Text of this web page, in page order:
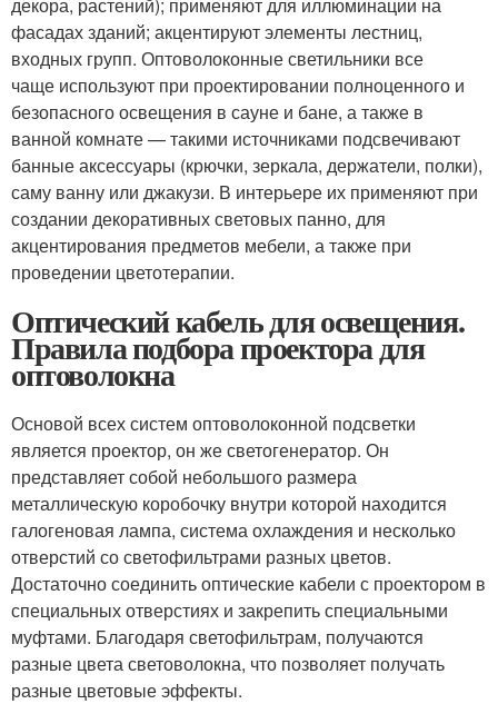
фасадах зданий; акцентируют элементы лестниц,
входных групп. Оптоволоконные светильники все
чаще используют при проектировании полноценного и
безопасного освещения в сауне и бане, а также в
ванной комнате — такими источниками подсвечивают
банные аксессуары (крючки, зеркала, держатели, полки),
саму ванну или джакузи. В интерьере их применяют при
создании декоративных световых панно, для
акцентирования предметов мебели, а также при
проведении цветотерапии.
Оптический кабель для освещения.
Правила подбора проектора для
оптоволокна
Основой всех систем оптоволоконной подсветки
является проектор, он же светогенератор. Он
представляет собой небольшого размера
металлическую коробочку внутри которой находится
галогеновая лампа, система охлаждения и несколько
отверстий со светофильтрами разных цветов.
Достаточно соединить оптические кабели с проектором в
специальных отверстиях и закрепить специальными
муфтами. Благодаря светофильтрам, получаются
разные цвета световолокна, что позволяет получать
разные цветовые эффекты.